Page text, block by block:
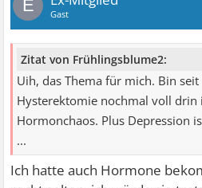
E Gast
Zitat von Frühlingsblume2:
Uih, das Thema für mich. Bin
Hysterektomie nochmal voll drin
Hormonchaos. Plus Depression
...
Ich hatte auch Hormone